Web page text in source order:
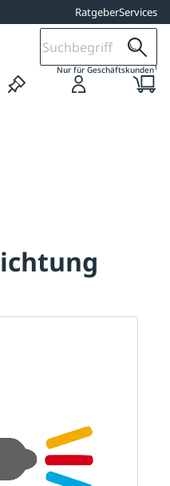
RatgeberServices
Nur für Geschäftskunden1